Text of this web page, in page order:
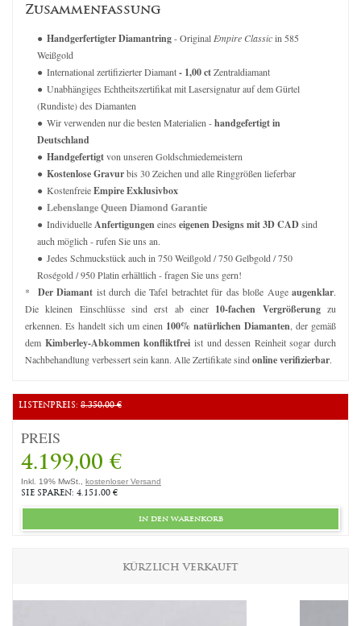
Zusammenfassung
Handgerfertigter Diamantring- Original Empire Classicin 585
Weißgold
International zertifizierter Diamant- 1,00 ctZentraldiamant
Unabhängiges Echtheitszertifikat mit Lasersignatur auf dem Gürtel
(Rundiste) des Diamanten
Wir verwenden nur die besten Materialien -handgefertigt in
Deutschland
Handgefertigtvon unseren Goldschmiedemeistern
Kostenlose Gravurbis 30 Zeichen und alle Ringgrößen lieferbar
KostenfreieEmpire Exklusivbox
Lebenslange Queen Diamond Garantie
IndividuelleAnfertigungeneines eigenen Designs mit 3D CADsind
auch möglich - rufen Sie uns an.
Jedes Schmuckstück auch in 750 Weißgold / 750 Gelbgold / 750
Roségold / 950 Platin erhältlich - fragen Sie uns gern!
* Der Diamant ist durch die Tafel betrachtet für das bloße Augeaugenklar.
Die kleinen Einschlüsse sind erst ab einer 10-fachen Vergrößerungzu
erkennen. Es handelt sich um einen 100% natürlichen Diamanten , der gemäß
dem Kimberley-Abkommen konfliktfrei ist und dessen Reinheit sogar durch
Nachbehandlung verbessert sein kann. Alle Zertifikate sindonline verifizierbar.
LISTENPREIS: 8.350,00 €
PREIS
4.199,00 €
Inkl. 19% MwSt., kostenloser Versand
SIE SPAREN: 4.151,00 €
in den warenkorb
KÜRZLICH VERKAUFT